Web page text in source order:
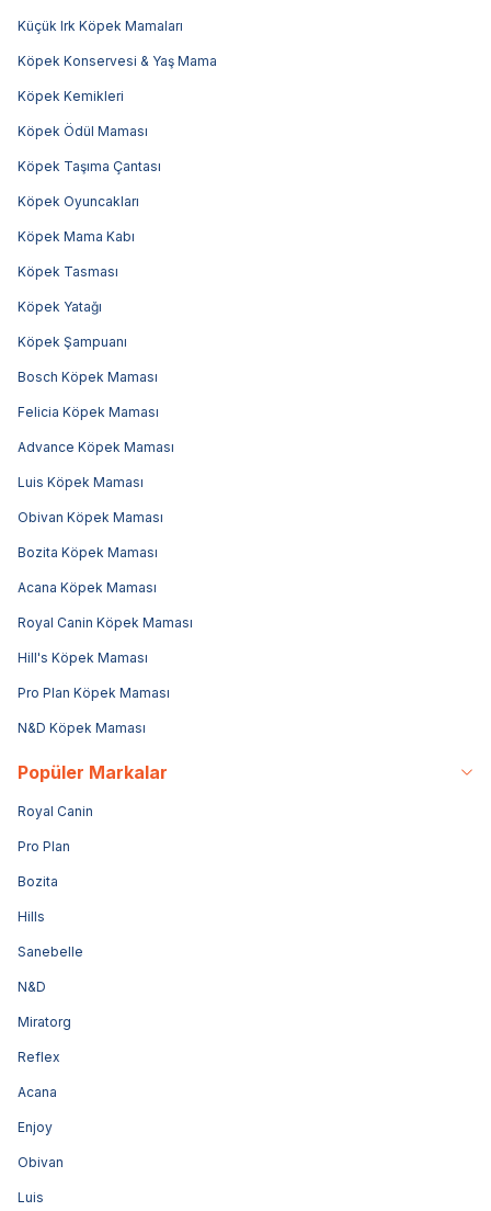
Küçük Irk Köpek Mamaları
Köpek Konservesi & Yaş Mama
Köpek Kemikleri
Köpek Ödül Maması
Köpek Taşıma Çantası
Köpek Oyuncakları
Köpek Mama Kabı
Köpek Tasması
Köpek Yatağı
Köpek Şampuanı
Bosch Köpek Maması
Felicia Köpek Maması
Advance Köpek Maması
Luis Köpek Maması
Obivan Köpek Maması
Bozita Köpek Maması
Acana Köpek Maması
Royal Canin Köpek Maması
Hill's Köpek Maması
Pro Plan Köpek Maması
N&D Köpek Maması
Popüler Markalar
Royal Canin
Pro Plan
Bozita
Hills
Sanebelle
N&D
Miratorg
Reflex
Acana
Enjoy
Obivan
Luis